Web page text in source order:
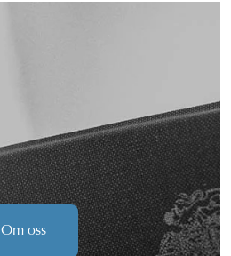
Om oss